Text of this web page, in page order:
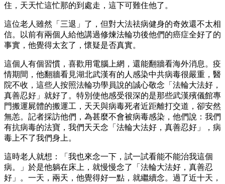
住，天天忙這忙那的到處走，這下可難住他了。
這位老人雖然「三退」了，但對大法祛病健身的奇效還不太相
信。以前有兩個人給他講過修煉法輪功後他們的癌症全好了的
事實，他覺得太玄了，懷疑是否真實。
這個人有個習慣，喜歡用電腦上網，還能翻牆看海外消息。疫
情期間，他翻牆看見湖北武漢有的人感染中共病毒很嚴重，醫
院不收，這些人按照法輪功學員說的誠心敬念「法輪大法好，
真善忍好」就好了。特別使他感受很深的是那些武漢殯儀館專
門搬運屍體的搬運工，天天與病毒死者近距離打交道，卻安然
無恙。記者採訪他們，為甚麼不會被病毒感染，他們說：我們
有抗病毒的法寶，我們天天念「法輪大法好，真善忍好」，病
毒上不了我們身上。
這時老人就想：「我也來念一下，試一試看能不能治我這個
病。」於是他躺在床上，就慢慢念了「法輪大法好，真善忍
好」。一天，兩天，他覺得好一點，就繼續念。過了近十天，